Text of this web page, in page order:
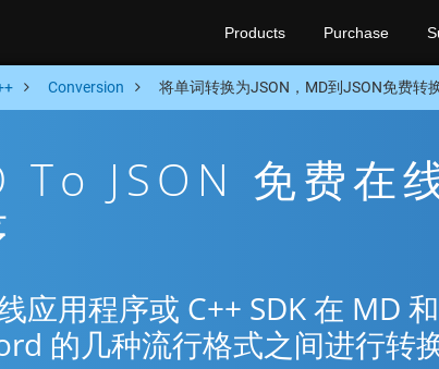
Products Purchase
Conversion 将单词转换为JSON，MD到JSON免费转
To JSON 免费在
应用程序或 C++ SDK 在 MD
的几种流行格式之间进行转换